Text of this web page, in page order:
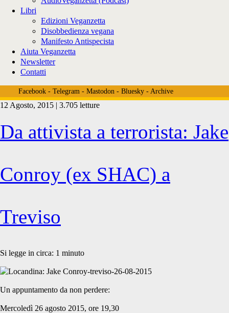
Libri
Edizioni Veganzetta
Disobbedienza vegana
Manifesto Antispecista
Aiuta Veganzetta
Newsletter
Contatti
Facebook- Telegram- Mastodon- Bluesky- Archive
Tag:
<span>Ocean
Defense
International</span>
12 Agosto, 2015 | 3.705 letture
Da attivista a terrorista: Jake
Conroy (ex SHAC) a
Treviso
Si legge in circa: 1 minuto
Un appuntamento da non perdere:
Mercoledì 26 agosto 2015, ore 19,30